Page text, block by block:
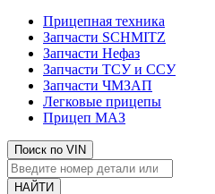
Прицепная техника
Запчасти SCHMITZ
Запчасти Нефаз
Запчасти ТСУ и ССУ
Запчасти ЧМЗАП
Легковые прицепы
Прицеп МАЗ
Поиск по VIN